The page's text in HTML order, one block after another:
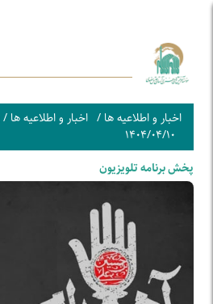
اخبار و اطلاعیه ها / اخبار و اطلاعیه ها /
۱۴۰۴/۰۴/۱۰
پخش برنامه تلویزیون